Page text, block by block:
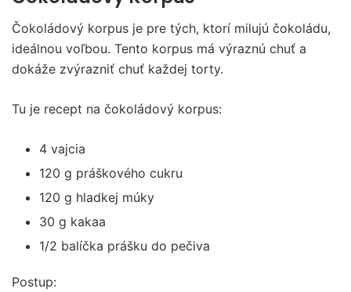
Čokoládový korpus je pre tých, ktorí milujú čokoládu,
ideálnou voľbou. Tento korpus má výraznú chuť a
dokáže zvýrazniť chuť každej torty.
Tu je recept na čokoládový korpus:
4 vajcia
120 g práškového cukru
120 g hladkej múky
30 g kakaa
1/2 balíčka prášku do pečiva
Postup: